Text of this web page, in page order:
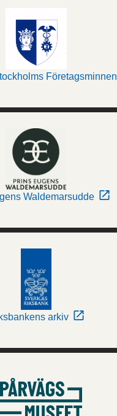
Företagsminnen
Waldemarsudde
arkiv